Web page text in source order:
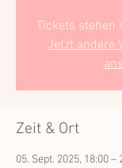
Tickets stehen
Jetzt andere
Zeit & Ort
05. Sept. 2025, 18:00 –